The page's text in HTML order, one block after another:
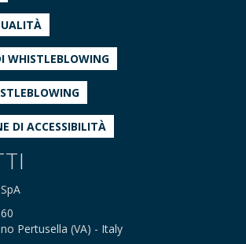
WHISTLEBLOWING
DI ACCESSIBILITÀ
Pertusella (VA) - Italy